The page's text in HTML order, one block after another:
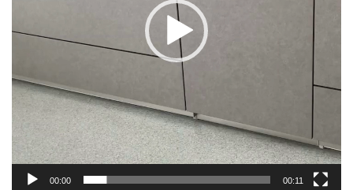
00:00 00:11